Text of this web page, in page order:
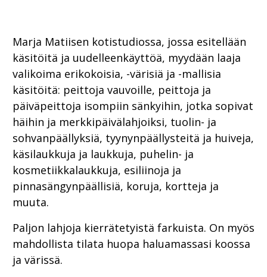
Marja Matiisen kotistudiossa, jossa esitellään
käsitöitä ja uudelleenkäyttöä, myydään laaja
valikoima erikokoisia, -värisiä ja -mallisia
käsitöitä: peittoja vauvoille, peittoja ja
päiväpeittoja isompiin sänkyihin, jotka sopivat
häihin ja merkkipäivälahjoiksi, tuolin- ja
sohvanpäällyksiä, tyynynpäällysteitä ja huiveja,
käsilaukkuja ja laukkuja, puhelin- ja
kosmetiikkalaukkuja, esiliinoja ja
pinnasängynpäällisiä, koruja, kortteja ja
muuta.
Paljon lahjoja kierrätetyistä farkuista. On myös
mahdollista tilata huopa haluamassasi koossa
ja värissä.